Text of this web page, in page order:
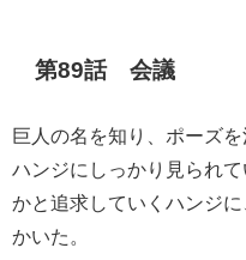
第89話 会議
巨人の名を知り、ポーズ
ハンジにしっかり見られ
かと追求していくハンジ
かいた。